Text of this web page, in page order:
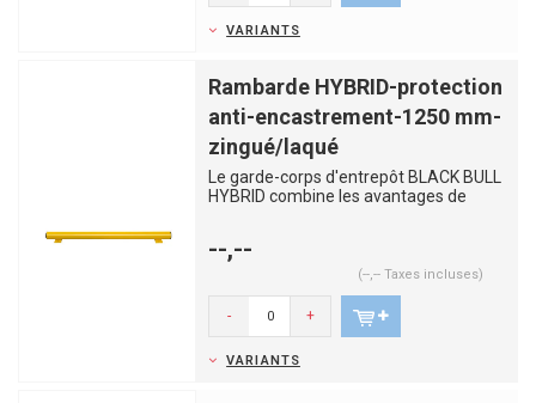
VARIANTS
Rambarde HYBRID-protection
anti-encastrement-1250 mm-
zingué/laqué
Le garde-corps d'entrepôt BLACK BULL
HYBRID combine les avantages de
--,--
(--,-- Taxes incluses)
- +
VARIANTS